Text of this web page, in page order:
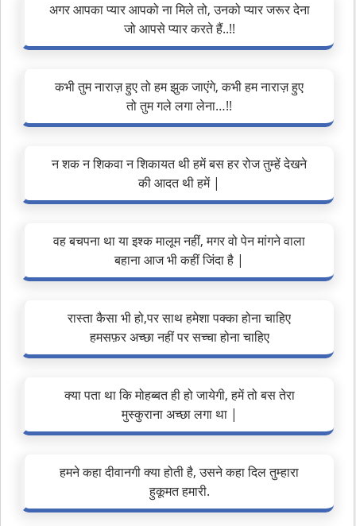
अगर आपका प्यार आपको ना मिले तो, उनको प्यार जरूर देना
जो आपसे प्यार करते हैं..!!
कभी तुम नाराज़ हुए तो हम झुक जाएंगे, कभी हम नाराज़ हुए
तो तुम गले लगा लेना…!!
न शक न शिकवा न शिकायत थी हमें बस हर रोज तुम्हें देखने
की आदत थी हमें |
वह बचपना था या इश्क मालूम नहीं, मगर वो पेन मांगने वाला
बहाना आज भी कहीं जिंदा है |
रास्ता कैसा भी हो,पर साथ हमेशा पक्का होना चाहिए
हमसफ़र अच्छा नहीं पर सच्चा होना चाहिए
क्या पता था कि मोहब्बत ही हो जायेगी, हमें तो बस तेरा
मुस्कुराना अच्छा लगा था |
हमने कहा दीवानगी क्या होती है, उसने कहा दिल तुम्हारा
हुकूमत हमारी.